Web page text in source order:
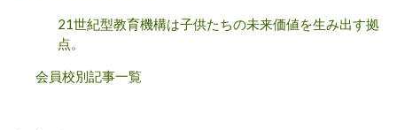
21世紀型教育機構は子供たちの未来価値を生み出す拠
点。
会員校別記事一覧